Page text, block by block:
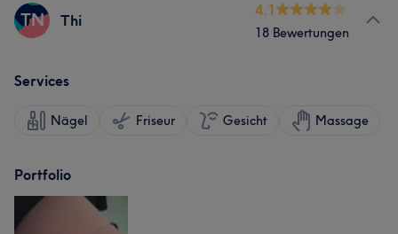
TN Thi
4.1
18 Bewertungen
Services
Nägel Friseur Gesicht Massage
Portfolio